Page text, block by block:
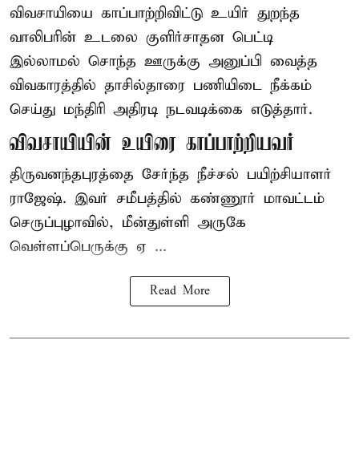
விவசாயியை காப்பாற்றிவிட்டு உயிர் துறந்த
வாலிபரின் உடலை குளிர்சாதன பெட்டி
இல்லாமல் சொந்த ஊருக்கு அனுப்பி வைத்த
விவகாரத்தில் தாசில்தாரை பணியிடை நீக்கம்
செய்து மந்திரி அதிரடி நடவடிக்கை எடுத்தார்.
விவசாயியின் உயிரை காப்பாற்றியவர்
திருவனந்தபுரத்தை சேர்ந்த நீச்சல் பயிற்சியாளர்
ராஜேஷ். இவர் சமீபத்தில் கண்ணூர் மாவட்டம்
செருப்புழாவில், மீன்துள்ளி அருகே
வெள்ளப்பெருக்கு ஏ ...
Read More